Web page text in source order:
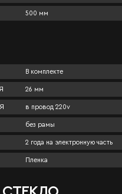
500 мм
В комплекте
26 мм
в провод 220v
без рамы
2 года на электронную часть
Пленка